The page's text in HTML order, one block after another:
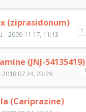
(ziprasidonum)
1
- 2009 11 17, 11:13
(JNJ-54135419)
1
2018 07 24, 23:29
(Cariprazine)